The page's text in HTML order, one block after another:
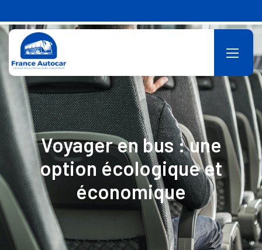
Voyager en bus : une
option écologique et
économique